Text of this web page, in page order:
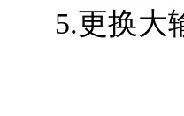
5.更换大